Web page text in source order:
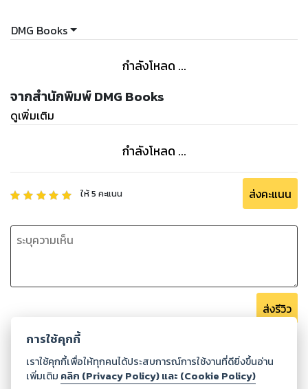
เริ่มต้นดี ชีวิตดี ขอให้มีแต่สิ่งดีๆ เกิดขึ้นกับทุกชีวิตบนโลกใบนี้…
DMG Books
กำลังโหลด ...
จากสำนักพิมพ์ DMG Books
ดูเพิ่มเติม
กำลังโหลด ...
ให้5 คะแนน ส่งคะแนน
ส่งรีวิว
การใช้คุกกี้
เราใช้คุกกี้เพื่อให้ทุกคนได้ประสบการณ์การใช้งานที่ดียิ่งขึ้นอ่าน
เพิ่มเติม คลิก (Privacy Policy) และ (Cookie Policy)